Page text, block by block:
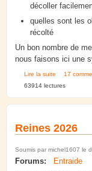
décoller
quelles sont les
récolté
Un bon nombre de
nous faisons ici une
Lire la suite de17
63914 lectures
Reines 2026
Soumis par michel1607 le
Forums:
Entraide